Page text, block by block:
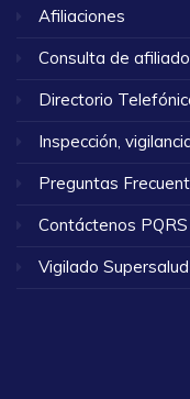
Afiliaciones
Consulta de
Directorio
Inspección,
Preguntas
Contáctenos PQRS
Vigilado Supersalud